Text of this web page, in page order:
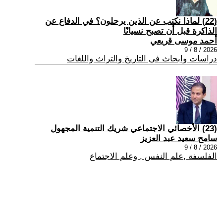
(22) لماذا نكتب عن الذين يرحلون؟ في الدفاع عن
الذاكرة قبل أن تصبح نسيانًا
أحمد موسى قريعي
2026 / 8 / 9
دراسات وابحاث في التاريخ والتراث واللغات
(23) الأخصائي الاجتماعي شريك التنمية المجهول
سامح سعيد عبد العزيز
2026 / 8 / 9
الفلسفة ,علم النفس , وعلم الاجتماع